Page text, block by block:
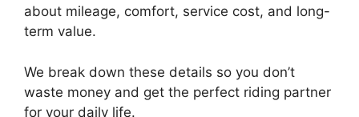
about mileage, comfort, service cost, and long-
term value.
We break down these details so you don’t
waste money and get the perfect riding partner
for your daily life.